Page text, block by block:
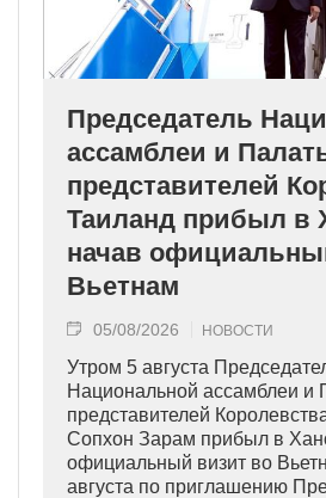
Председатель
ассамблеи и
представителей
Таиланд прибыл в
начав
Вьетнам
05/08/2026 НОВОСТИ
Утром 5 августа
Национальной ассамблеи и
представителей
Сопхон Зарам прибыл в
официальный визит во
августа по приглашению